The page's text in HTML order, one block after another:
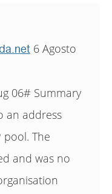
6 Agosto
06# Summary
an address
The
and was no